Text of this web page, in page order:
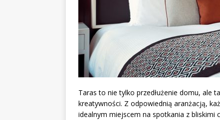
Taras to nie tylko przedłużenie domu, ale
kreatywności. Z odpowiednią aranżacją,
idealnym miejscem na spotkania z bliskimi